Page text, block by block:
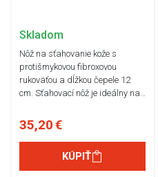
Skladom
Nôž na sťahovanie kože s
protišmykovou fibroxovou
rukoväťou a dĺžkou čepele 12
cm. Sťahovací nôž je ideálny na…
35,20 €
KÚPIŤ